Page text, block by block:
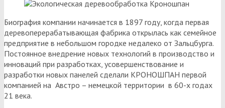
Биография компании начинается в 1897 году, когда первая
деревоперерабатывающая фабрика открылась как семейное
предприятие в небольшом городке недалеко от Зальцбурга.
Постоянное внедрение новых технологий в производство и
инноваций при разработках, усовершенствование и
разработки новых панелей сделали КРОНОШПАН первой
компанией на Австро – немецкой территории в 60-х годах
21 века.